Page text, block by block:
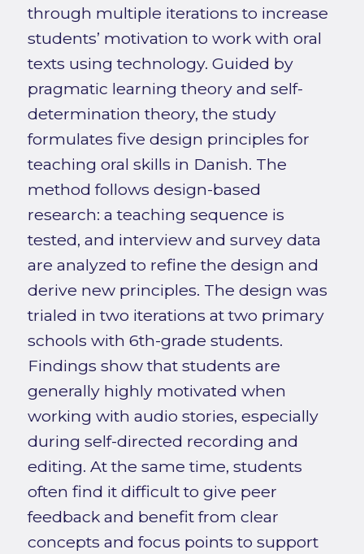
through multiple iterations to increase
students’ motivation to work with oral
texts using technology. Guided by
pragmatic learning theory and self-
determination theory, the study
formulates five design principles for
teaching oral skills in Danish. The
method follows design-based
research: a teaching sequence is
tested, and interview and survey data
are analyzed to refine the design and
derive new principles. The design was
trialed in two iterations at two primary
schools with 6th-grade students.
Findings show that students are
generally highly motivated when
working with audio stories, especially
during self-directed recording and
editing. At the same time, students
often find it difficult to give peer
feedback and benefit from clear
concepts and focus points to support